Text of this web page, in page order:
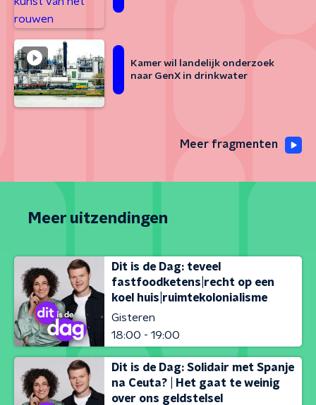
Kamer wil landelijk onderzoek
naar GenX in drinkwater
Meer fragmenten
Meer uitzendingen
Dit is de Dag: teveel
fastfoodketens|recht op een
koel huis|ruimtekolonialisme
Gisteren
18:00 - 19:00
Dit is de Dag: Solidair met Spanje
na Ceuta? | Het gaat te weinig
over ons geldstelsel